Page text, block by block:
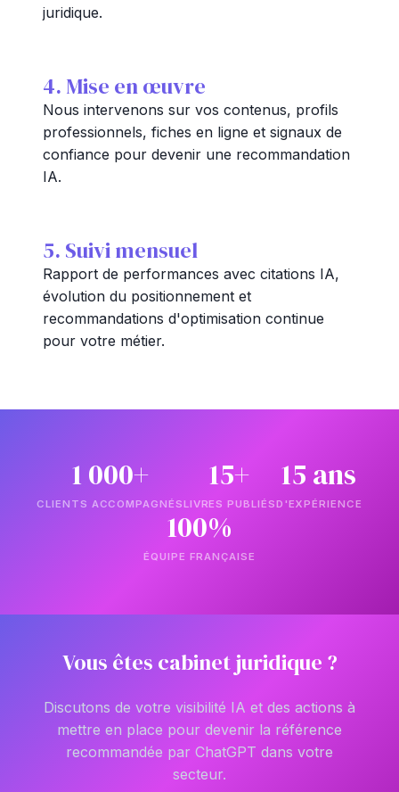
juridique.
4. Mise en œuvre
Nous intervenons sur vos contenus, profils
professionnels, fiches en ligne et signaux de
confiance pour devenir une recommandation
IA.
5. Suivi mensuel
Rapport de performances avec citations IA,
évolution du positionnement et
recommandations d'optimisation continue
pour votre métier.
1 000+
CLIENTS ACCOMPAGNÉS
15+
LIVRES PUBLIÉS
15 ans
D'EXPÉRIENCE
100%
ÉQUIPE FRANÇAISE
Vous êtes cabinet juridique ?
Discutons de votre visibilité IA et des actions à
mettre en place pour devenir la référence
recommandée par ChatGPT dans votre
secteur.